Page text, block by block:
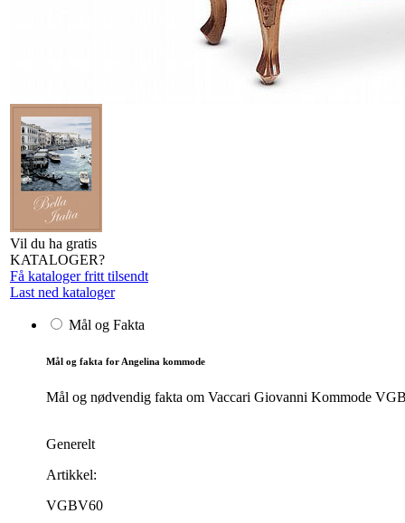
Vil du ha gratis
KATALOGER?
Få kataloger fritt tilsendt
Last ned kataloger
Mål og Fakta
Mål og fakta for Angelina kommode
Mål og nødvendig fakta om Vaccari Giovanni Kommode
Generelt
Artikkel:
VGBV60